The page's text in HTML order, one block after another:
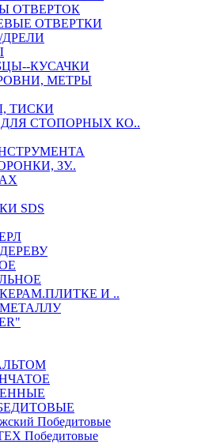
ОТВЕРТОК
ОТВЕРТКИ
КУСАЧКИ
МЕТРЫ
ТИСКИ
СТОПОРНЫХ КО..
ЗУ..
SDS
И ..
Победитовые
Победитовые